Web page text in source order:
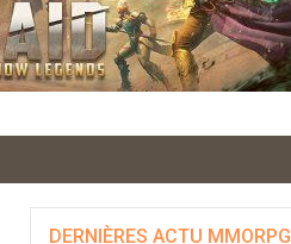
DERNIÈRES ACTU MMORPG